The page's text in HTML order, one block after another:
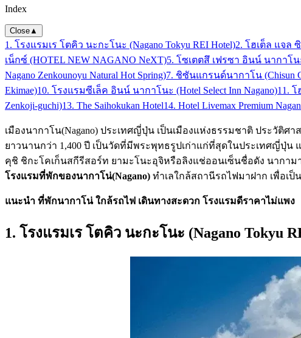
Index
Close▲
1. โรงแรมเร โตคิว นะกะโนะ (Nagano Tokyu REI Hotel)2. โฮเต็ล แจล
เน็กซ์ (HOTEL NEW NAGANO NeXT)5. โซเตตสึ เฟรซา อินน์ นากาโนะ
Nagano Zenkounoyu Natural Hot Spring)7. ชิซันแกรนด์นากาโน (Chisun
Ekimae)10. โรงแรมซีเล็ค อินน์ นากาโนะ (Hotel Select Inn Nagano)11. โ
Zenkoji-guchi)13. The Saihokukan Hotel14. Hotel Livemax Premium
เมืองนากาโน(Nagano) ประเทศญี่ปุ่น เป็นเมืองแห่งธรรมชาติ ประวัติ
ยาวนานกว่า 1,400 ปี เป็นวัดที่มีพระพุทธรูปเก่าแก่ที่สุดในประเทศญี่ปุ่
คุชิ ชิกะโคเก็นสกีรีสอร์ท ยามะโนะอุจิหรือลิงแช่ออนเซ็นชื่อดัง นากาม
โรงแรมที่พักของนากาโน่(Nagano) ทำเลใกล้สถานีรถไฟมาฝาก เพื่อเ
แนะนำ ที่พักนากาโน่ ใกล้รถไฟ เดินทางสะดวก โรงแรมดีราคาไม่แพง
1. โรงแรมเร โตคิว นะกะโนะ (Nagano Tokyu